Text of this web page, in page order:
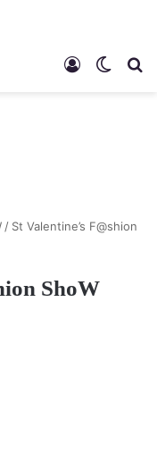
Connexion
/ St Valentine’s F@shion
ShoW